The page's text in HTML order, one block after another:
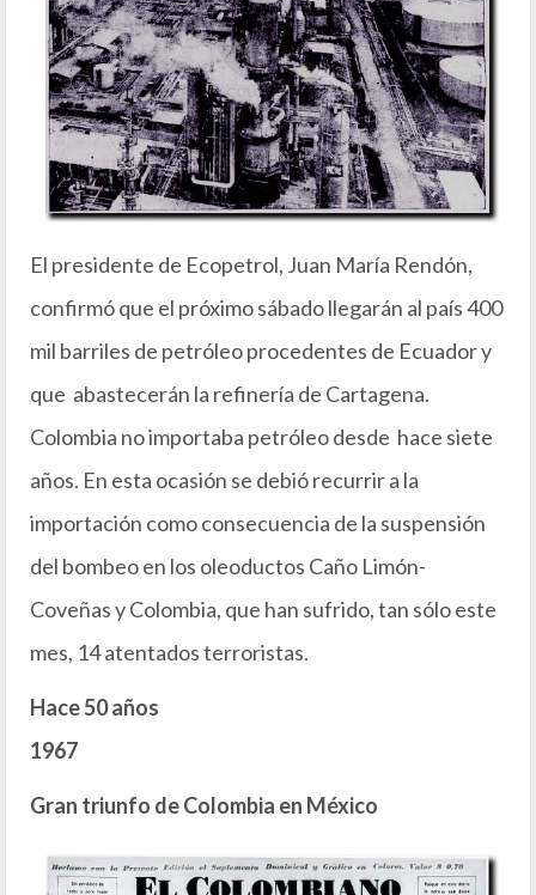
El presidente de Ecopetrol, Juan María Rendón,
confirmó que el próximo sábado llegarán al país 400
mil barriles de petróleo procedentes de Ecuador y
que abastecerán la refinería de Cartagena.
Colombia no importaba petróleo desde hace siete
años. En esta ocasión se debió recurrir a la
importación como consecuencia de la suspensión
del bombeo en los oleoductos Caño Limón-
Coveñas y Colombia, que han sufrido, tan sólo este
mes, 14 atentados terroristas.
Hace 50 años
1967
Gran triunfo de Colombia en México